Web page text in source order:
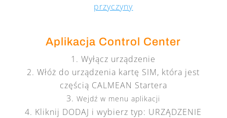
przyczyny
Aplikacja Control Center
Wyłącz urządzenie
Włóż do urządzenia kartę SIM, która jest
częścią CALMEAN Startera
Wejdź w menu aplikacji
Kliknij DODAJ i wybierz typ: URZĄDZENIE